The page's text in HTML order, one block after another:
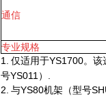
通信
专业规格
1.
仅适用于YS1700。
号YS011）.
2. 与YS80机架（型号